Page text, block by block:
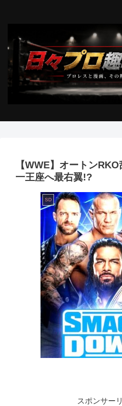
【WWE】オートン
一王座へ最右翼!?
SD
スポンサー